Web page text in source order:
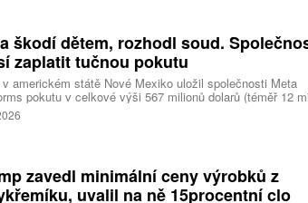
škodí dětem, rozhodl soud.
zaplatit tučnou pokutu
americkém státě Nové Mexiko uložil společnosti Meta
pokutu v celkové výši 567 milionů dolarů (téměř 12
za újmu, kterou její platformy Facebook a Instagram
lidem. Firma musí změnit způsob ověřování věku.
zavedl minimální ceny výrobků z
uvalil na ně 15procentní clo